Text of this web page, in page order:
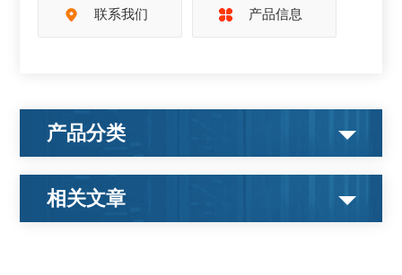
联系我们 产品信息
产品分类
相关文章